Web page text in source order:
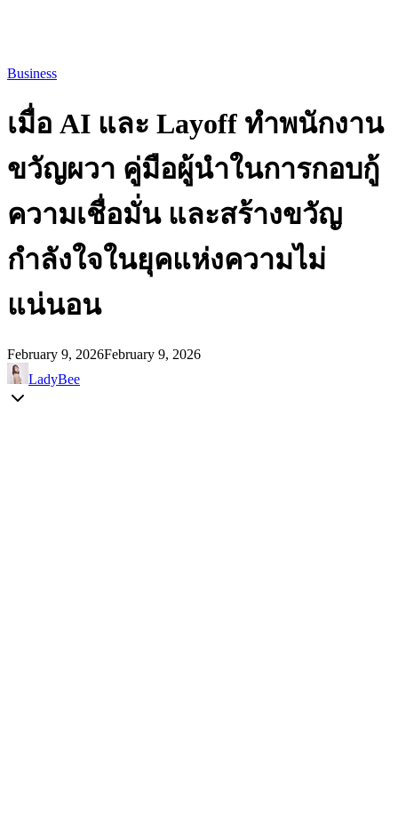
Business
เมื่อ AI และ Layoff ทำพนักงาน
ขวัญผวา คู่มือผู้นำในการกอบกู้
ความเชื่อมั่น และสร้างขวัญ
กำลังใจในยุคแห่งความไม่
แน่นอน
February 9, 2026February 9, 2026
LadyBee